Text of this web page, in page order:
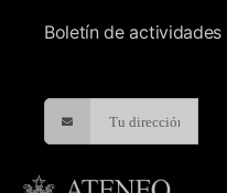
Boletín de actividades